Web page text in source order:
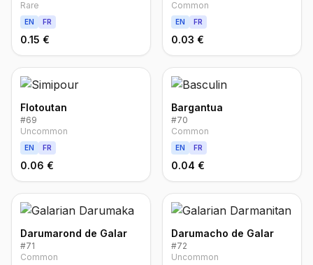
Rare
EN FR
0.15 €
Common
EN FR
0.03 €
Flotoutan
#69
Uncommon
EN FR
0.06 €
Bargantua
#70
Common
EN FR
0.04 €
Darumarond de Galar
#71
Common
Darumacho de Galar
#72
Uncommon